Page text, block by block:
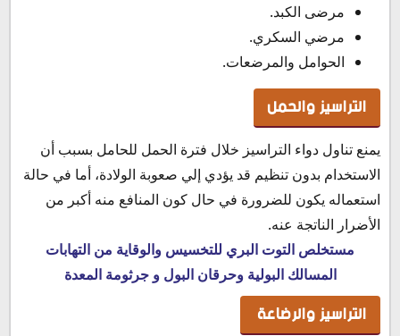
مرضى الكبد.
مرضي السكري.
الحوامل والمرضعات.
التراسيز والحمل
يمنع تناول دواء التراسيز خلال فترة الحمل للحامل بسبب أن
الاستخدام بدون تنظيم قد يؤدي إلي صعوبة الولادة، أما في حالة
استعماله يكون للضرورة في حال كون المنافع منه أكبر من
الأضرار الناتجة عنه.
مستخلص التوت البري للتخسيس والوقاية من التهابات
المسالك البولية وحرقان البول و جرثومة المعدة
التراسيز والرضاعة